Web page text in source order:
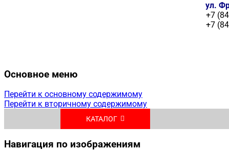
ул.
+7
+7
Основное меню
Перейти к основному содержимому
Перейти к вторичному содержимому
КАТАЛОГ
Навигация по изображениям